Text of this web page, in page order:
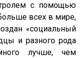
с помощью
всех в мире,
«социальный
и разного рода
лучше, чем